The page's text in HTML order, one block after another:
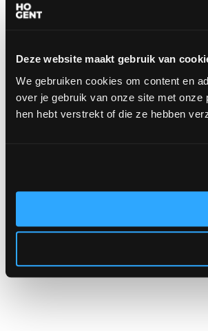
Deze website maakt gebruik van
We gebruiken cookies om content en
over je gebruik van onze site met onze
hen hebt verstrekt of die ze hebben